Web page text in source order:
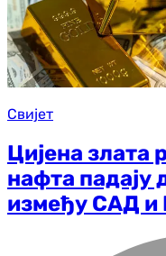
Свијет
Цијена злата
нафта падају
између САД и